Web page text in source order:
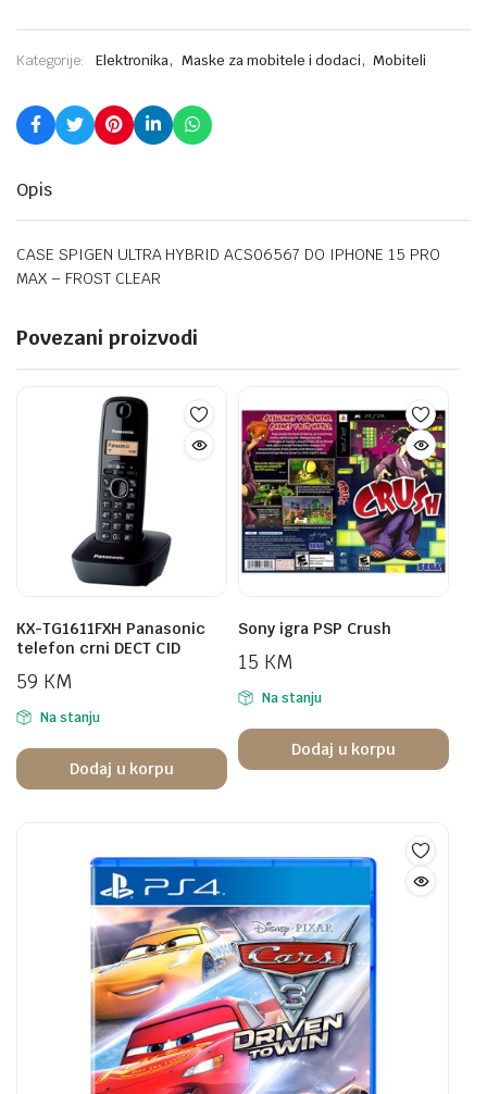
Kategorije: Elektronika, Maske za mobitele i dodaci, Mobiteli
Opis
CASE SPIGEN ULTRA HYBRID ACS06567 DO IPHONE 15 PRO
MAX – FROST CLEAR
Povezani proizvodi
KX-TG1611FXH Panasonic
telefon crni DECT CID
59 KM
Na stanju
Dodaj u korpu
Sony igra PSP Crush
15 KM
Na stanju
Dodaj u korpu